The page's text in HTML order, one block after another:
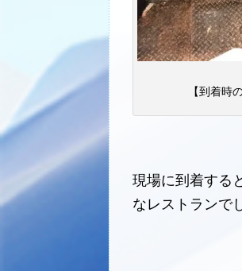
【到着時
現場に到着する
なレストランで